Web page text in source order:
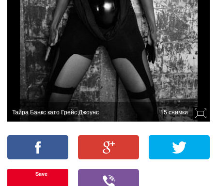
Тайра Банкс като Грейс Джоунс 15 снимки
Save